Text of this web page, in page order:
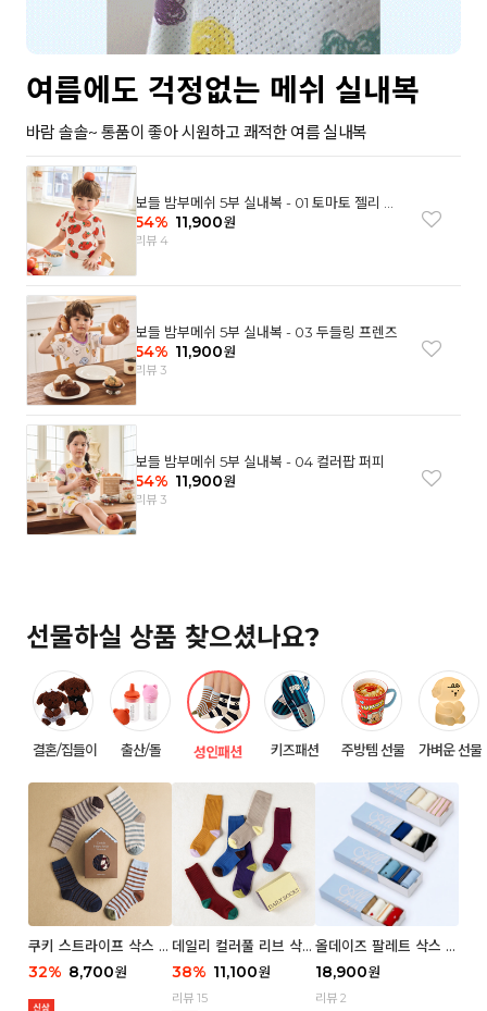
여름에도 걱정없는 메쉬 실내복
바람 솔솔~ 통품이 좋아 시원하고 쾌적한 여름 실내복
보들 밤부메쉬 5부 실내복 - 01 토마토 젤리 베
어
54% 11,900원
리뷰 4
보들 밤부메쉬 5부 실내복 - 03 두들링 프렌즈
54% 11,900원
리뷰 3
보들 밤부메쉬 5부 실내복 - 04 컬러팝 퍼피
54% 11,900원
리뷰 3
선물하실 상품 찾으셨나요?
결혼/집들이 출산/돌 성인패션 키즈패션 주방템 선물 가벼운 선물
쿠키 스트라이프 삭스 우
먼 2P
32% 8,700원
데일리 컬러풀 리브 삭스
우먼 3P 세트
38% 11,100원
리뷰 15
올데이즈 팔레트 삭스 우
먼 5P
18,900원
리뷰 2